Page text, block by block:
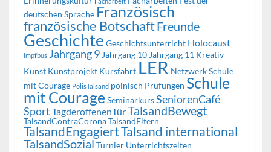
deutschen Sprache Französisch
französische BotschaftFreunde
Geschichte Geschichtsunterricht Holocaust
Impfbus Jahrgang 9 Jahrgang 10 Jahrgang 11 Kreativ
Kunst Kunstprojekt Kursfahrt LER Netzwerk Schule
mit Courage PolisTalsand polnisch Prüfungen Schule
mit Courage SeminarkursSeniorenCafé
Sport TagderoffenenTürTalsandBewegt
TalsandContraCoronaTalsandEltern
TalsandEngagiertTalsand international
TalsandSozial Turnier Unterrichtszeiten